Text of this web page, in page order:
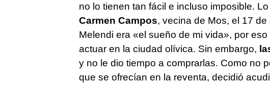
no lo tienen tan fácil e incluso imposible.
Carmen Campos, vecina de Mos, el 17
Melendi era «el sueño de mi vida», por
actuar en la ciudad olívica. Sin embargo,
y no le dio tiempo a comprarlas. Como no
que se ofrecían en la reventa, decidió